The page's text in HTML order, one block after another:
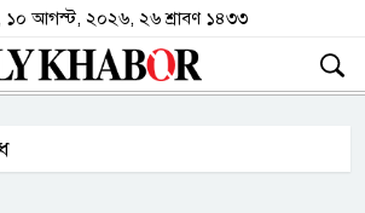
১০ আগস্ট, ২০২৬, ২৬ শ্রাবণ ১৪৩৩